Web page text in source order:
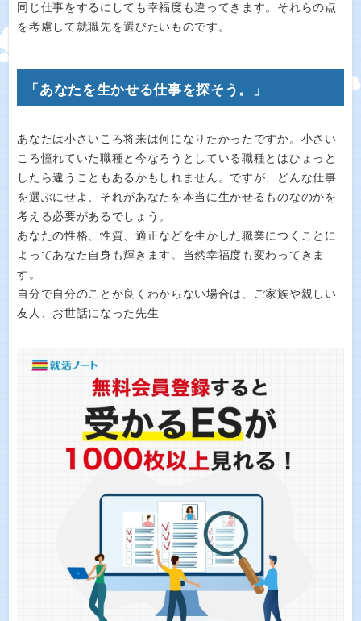
同じ仕事をするにしても幸福度も違ってきます。それらの点
を考慮して就職先を選びたいものです。
「あなたを生かせる仕事を探そう。」
あなたは小さいころ将来は何になりたかったですか。小さい
ころ憧れていた職種と今なろうとしている職種とはひょっと
したら違うこともあるかもしれません。ですが、どんな仕事
を選ぶにせよ、それがあなたを本当に生かせるものなのかを
考える必要があるでしょう。
あなたの性格、性質、適正などを生かした職業につくことに
よってあなた自身も輝きます。当然幸福度も変わってきま
す。
自分で自分のことが良くわからない場合は、ご家族や親しい
友人、お世話になった先生